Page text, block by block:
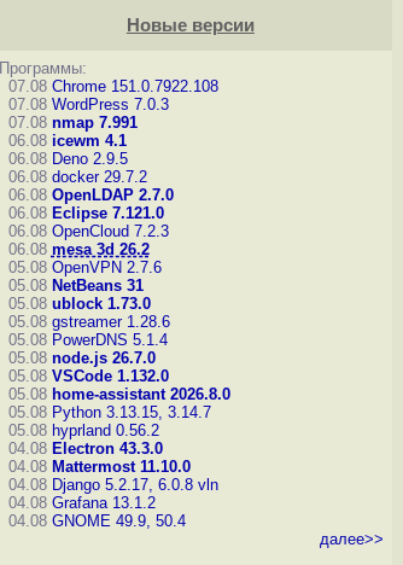
Новые версии
Программы:
07.08 Chrome 151.0.7922.108
07.08 WordPress 7.0.3
07.08 nmap 7.991
06.08 icewm 4.1
06.08 Deno 2.9.5
06.08 docker 29.7.2
06.08 OpenLDAP 2.7.0
06.08 Eclipse 7.121.0
06.08 OpenCloud 7.2.3
06.08 mesa 3d 26.2
05.08 OpenVPN 2.7.6
05.08 NetBeans 31
05.08 ublock 1.73.0
05.08 gstreamer 1.28.6
05.08 PowerDNS 5.1.4
05.08 node.js 26.7.0
05.08 VSCode 1.132.0
05.08 home-assistant 2026.8.0
05.08 Python 3.13.15, 3.14.7
05.08 hyprland 0.56.2
04.08 Electron 43.3.0
04.08 Mattermost 11.10.0
04.08 Django 5.2.17, 6.0.8 vln
04.08 Grafana 13.1.2
04.08 GNOME 49.9, 50.4
далее>>